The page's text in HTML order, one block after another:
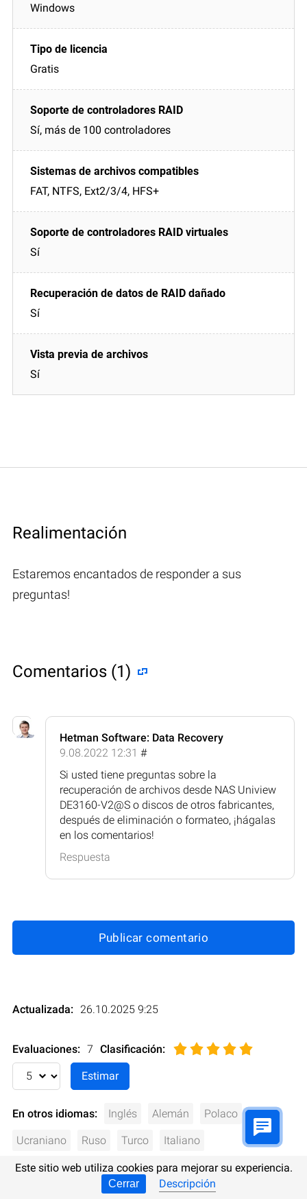
Windows
Gratis
Sí, más de 100 controladores
FAT, NTFS, Ext2/3/4, HFS+
Sí
Sí
Sí
Realimentación
Estaremos encantados de responder a sus
preguntas!
Comentarios (1)
Hetman Software: Data Recovery
9.08.2022 12:31 #
Si usted tiene preguntas sobre la
recuperación de archivos desde NAS Uniview
DE3160-V2@S o discos de otros fabricantes,
después de eliminación o formateo, ¡hágalas
en los comentarios!
Respuesta
Publicar comentario
Actualizada: 26.10.2025 9:25
Evaluaciones: 7 Clasificación:
En otros idiomas: Inglés Alemán Polaco
Ucraniano Ruso Turco Italiano
Este sitio web utiliza cookies para mejorar su experiencia.
Cerrar Descripción